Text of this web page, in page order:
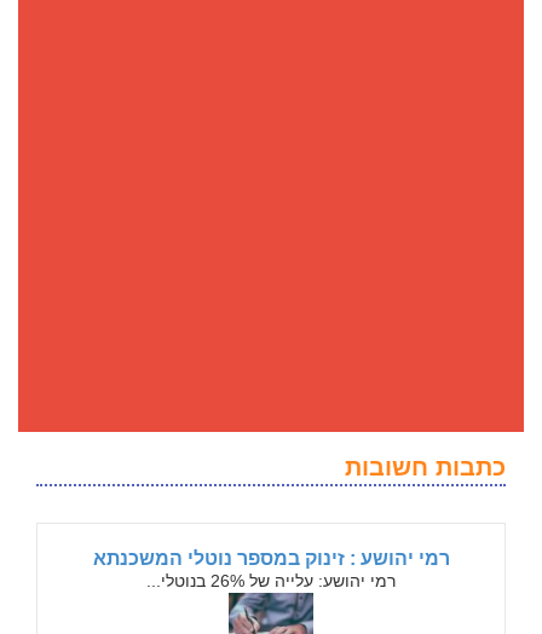
כתבות חשובות
רמי יהושע : זינוק במספר נוטלי המשכנתא
רמי יהושע: עלייה של 26% בנוטלי...